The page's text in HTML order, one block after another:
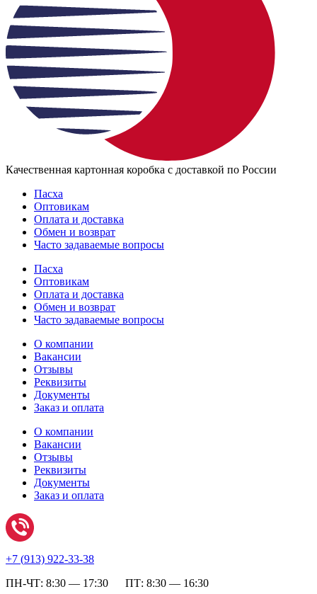
Качественная картонная коробка с доставкой по России
Пасха
Оптовикам
Оплата и доставка
Обмен и возврат
Часто задаваемые вопросы
Пасха
Оптовикам
Оплата и доставка
Обмен и возврат
Часто задаваемые вопросы
О компании
Вакансии
Отзывы
Реквизиты
Документы
Заказ и оплата
О компании
Вакансии
Отзывы
Реквизиты
Документы
Заказ и оплата
+7 (913) 922-33-38
ПН-ЧТ: 8:30 — 17:30 ПТ: 8:30 — 16:30